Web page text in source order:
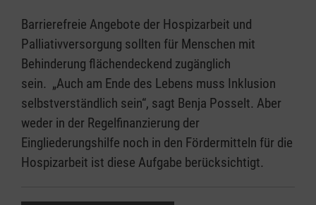
Barrierefreie Angebote der Hospizarbeit und
Palliativversorgung sollten für Menschen mit
Behinderung flächendeckend zugänglich
sein. „Auch am Ende des Lebens muss Inklusion
selbstverständlich sein“, sagt Benja Posselt. Aber
weder in der Regelfinanzierung der
Eingliederungshilfe noch in den Fördermitteln für die
Hospizarbeit ist diese Aufgabe berücksichtigt.